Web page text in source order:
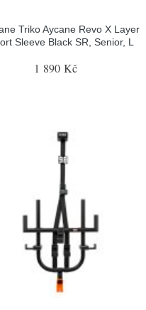
Triko Aycane Revo X Layer
Sleeve Black SR, Senior, L
1 890 Kč